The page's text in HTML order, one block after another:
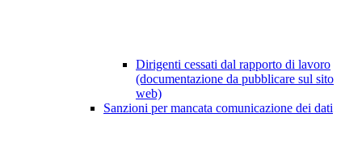
Dirigenti cessati dal rapporto di lavoro
(documentazione da pubblicare sul sito
web)
Sanzioni per mancata comunicazione dei dati